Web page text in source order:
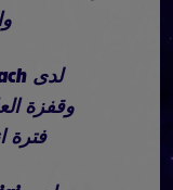
وقفزة
فترة